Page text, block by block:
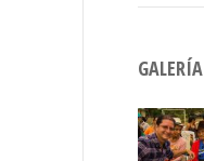
GALERÍA